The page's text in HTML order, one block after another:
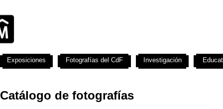
Catálogo de fotografías
Exposiciones Fotografías del CdF Investigación